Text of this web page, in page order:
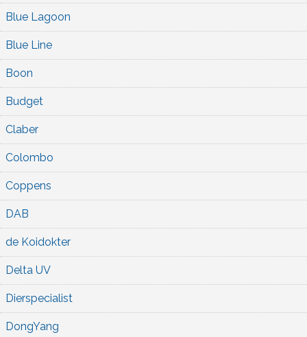
Blue Lagoon
Blue Line
Boon
Budget
Claber
Colombo
Coppens
DAB
de Koidokter
Delta UV
Dierspecialist
DongYang